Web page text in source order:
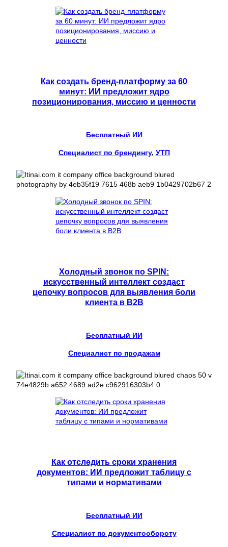
Как создать бренд-платформу за 60
минут: ИИ предложит ядро
позиционирования, миссию и ценности
Бесплатный ИИ
Специалист по брендингу, УТП
Холодный звонок по SPIN:
искусственный интеллект создаст
цепочку вопросов для выявления боли
клиента в B2B
Бесплатный ИИ
Специалист по продажам
Как отследить сроки хранения
документов: ИИ предложит таблицу с
типами и нормативами
Бесплатный ИИ
Специалист по документообороту